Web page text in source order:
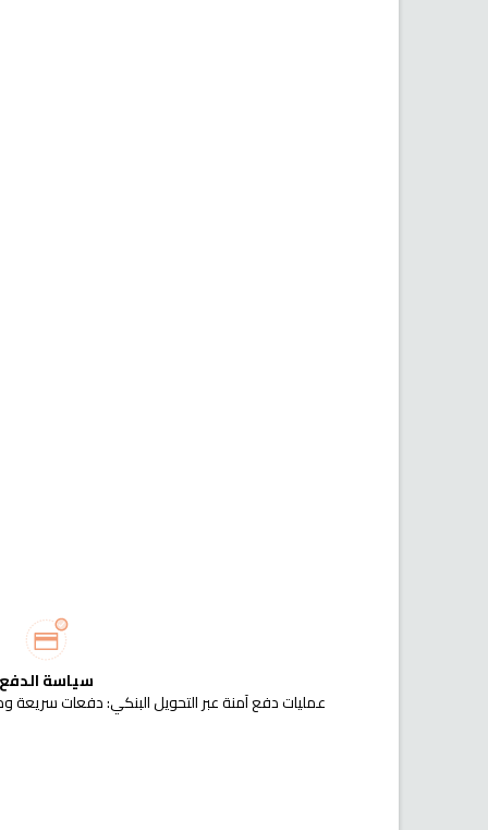
سياسة الدفع
عمليات دفع آمنة عبر التحويل البنكي: دفعات سريعة